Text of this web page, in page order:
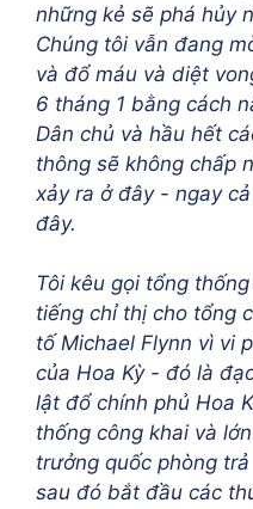
những kẻ sẽ phá hủy
Chúng tôi vẫn đang
và đổ máu và diệt
6 tháng 1 bằng cách
Dân chủ và hầu hết
thông sẽ không chấp
xảy ra ở đây - ngay
đây.
Tôi kêu gọi tổng
tiếng chỉ thị cho tổng
tố Michael Flynn vì vi
của Hoa Kỳ - đó là
lật đổ chính phủ Hoa
thống công khai và
trưởng quốc phòng
sau đó bắt đầu các